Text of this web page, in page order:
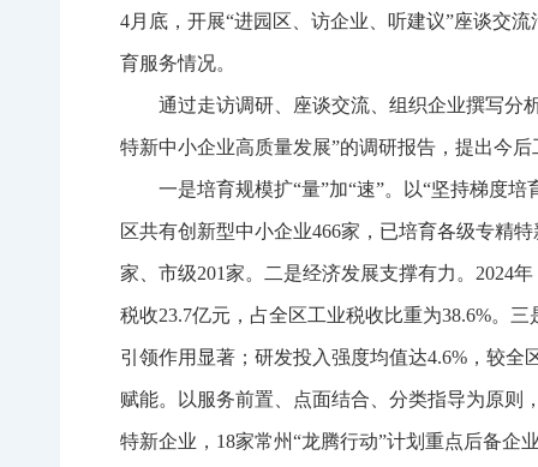
4月底，开展“进园区、访企业、听建议”座谈交
育服务情况。
通过走访调研、座谈交流、组织企业撰写分
特新中小企业高质量发展”的调研报告，提出今
一是培育规模扩“量”加“速”。以“坚持梯度
区共有创新型中小企业466家，已培育各级专精
家、市级201家。二是经济发展支撑有力。2024
税收23.7亿元，占全区工业税收比重为38.6%。
引领作用显著；研发投入强度均值达4.6%，较
赋能。以服务前置、点面结合、分类指导为原则
特新企业，18家常州“龙腾行动”计划重点后备企